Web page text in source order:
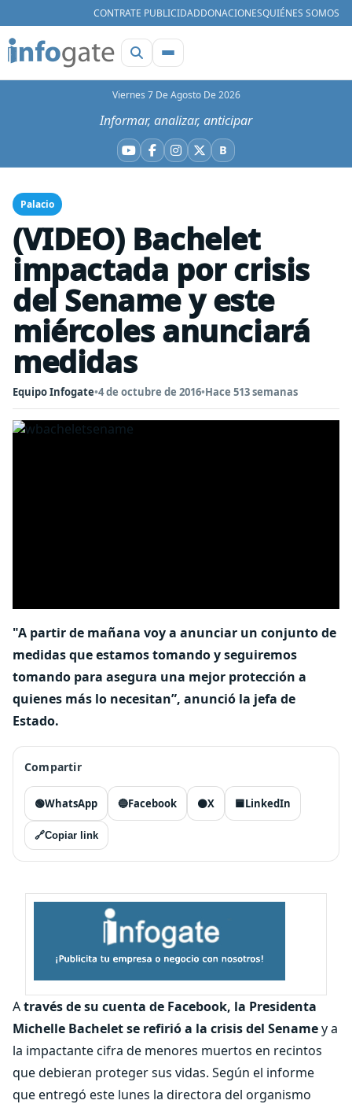
CONTRATE PUBLICIDADDONACIONESQUIÉNES SOMOS
Viernes 7 De Agosto De 2026
Informar, analizar, anticipar
YouTube
Facebook
Instagram
X BBluesky
Palacio
(VIDEO) Bachelet
impactada por crisis
del Sename y este
miércoles anunciará
medidas
Equipo Infogate•4 de octubre de 2016•Hace 513 semanas
"A partir de mañana voy a anunciar un conjunto de
medidas que estamos tomando y seguiremos
tomando para asegura una mejor protección a
quienes más lo necesitan”, anunció la jefa de
Estado.
Compartir
🟢WhatsApp 🔵Facebook ⚫X 🟦LinkedIn
🔗Copiar link
Através de su cuenta de Facebook, la Presidenta
Michelle Bachelet se refirió a la crisis del Senamey a
la impactante cifra de menores muertos en recintos
que debieran proteger sus vidas. Según el informe
que entregó este lunes la directora del organismo